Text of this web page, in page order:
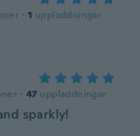
· 1 uppladdningar
· 47 uppladdningar
sparkly!